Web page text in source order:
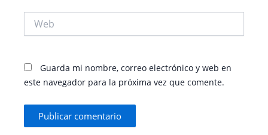
Guarda mi nombre, correo electrónico y web en
este navegador para la próxima vez que comente.